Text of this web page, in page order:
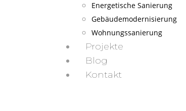
Energetische Sanierung
Gebäudemodernisierung
Wohnungssanierung
Projekte
Blog
Kontakt